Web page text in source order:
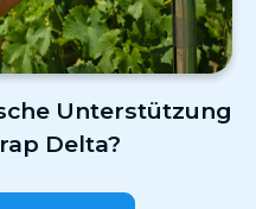
Unterstützung
Delta?